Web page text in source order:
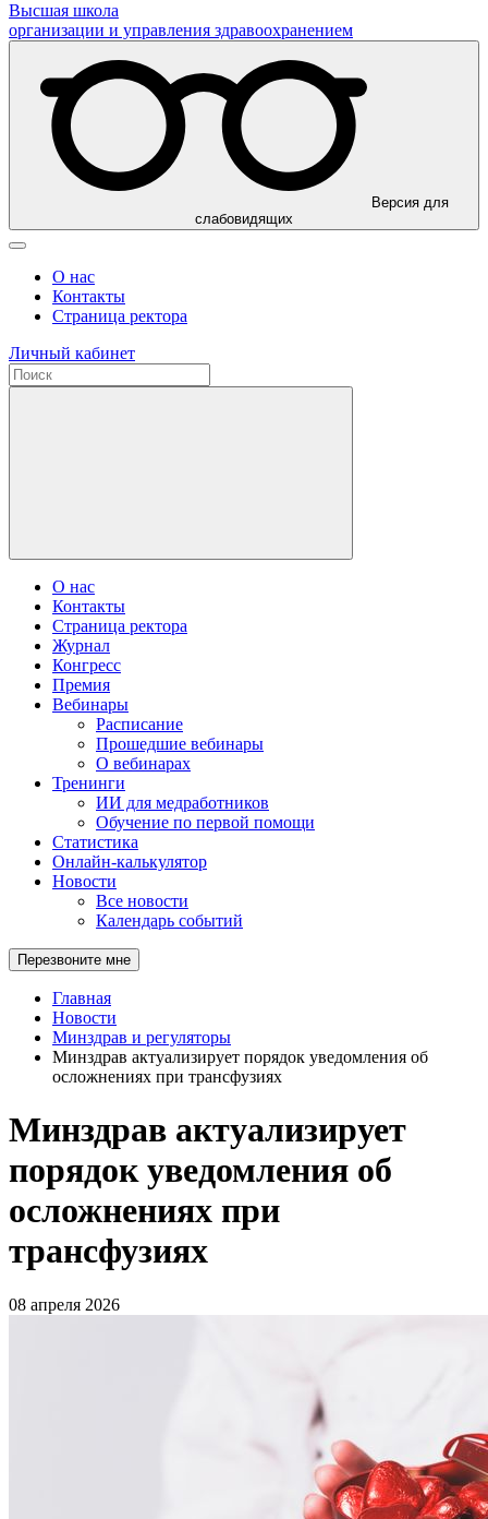
Высшая школа
организации и управления здравоохранением
Версия для
слабовидящих
О нас
Контакты
Страница ректора
Личный кабинет
О нас
Контакты
Страница ректора
Журнал
Конгресс
Премия
Вебинары
Расписание
Прошедшие вебинары
О вебинарах
Тренинги
ИИ для медработников
Обучение по первой помощи
Статистика
Онлайн-калькулятор
Новости
Все новости
Календарь событий
Перезвоните мне
Главная
Новости
Минздрав и регуляторы
Минздрав актуализирует порядок уведомления об
осложнениях при трансфузиях
Минздрав актуализирует
порядок уведомления об
осложнениях при
трансфузиях
08 апреля 2026